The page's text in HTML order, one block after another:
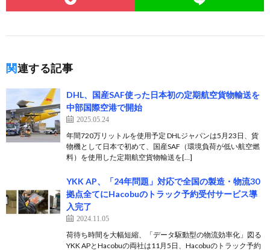
関連する記事
DHL、国産SAF使った日本初の定期航空貨物輸送を
中部国際空港で開始
2025.05.24
年間720万リットルを使用予定 DHLジャパンは5月23日、貨
物機として日本で初めて、国産SAF（環境負荷が低い航空燃
料）を使用した定期航空貨物輸送を[…]
YKK AP、「24年問題」対応で全国の製造・物流30
拠点全てにHacobuのトラック予約受付サービス導
入完了
2024.11.05
荷待ち時間を大幅短縮、「データ駆動型の物流効率化」図る
YKK APとHacobuの両社は11月5日、Hacobuのトラック予約